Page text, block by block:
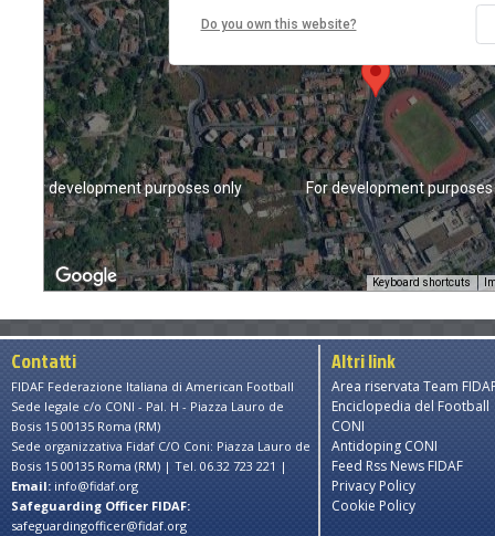
For development purposes only For development
Keyboard shortcuts
Do you own this website?
Contatti
FIDAF Federazione Italiana di American Football
Sede legale c/o CONI - Pal. H - Piazza Lauro de
Bosis 15 00135 Roma (RM)
Sede organizzativa Fidaf C/O Coni: Piazza Lauro de
Bosis 15 00135 Roma (RM) | Tel. 06.32 723 221 |
Email: info@fidaf.org
Safeguarding Officer FIDAF:
safeguardingofficer@fidaf.org
Altri link
Area riservata Team
Enciclopedia del Football
CONI
Antidoping CONI
Feed Rss News FIDAF
Privacy Policy
Cookie Policy